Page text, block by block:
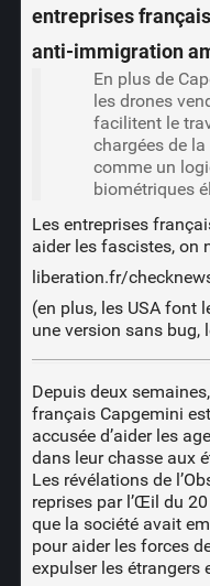
entreprises
anti-immigration
En plus de
les drones
facilitent le
chargées de
comme un
biométriques
Les entreprises
aider les fascistes, on
liberation.fr/
(en plus, les USA font
une version sans bug,
Depuis deux
français Capgemini
accusée d’aider les
dans leur chasse aux
Les révélations de l’
reprises par l’Œil du
que la société avait
pour aider les forces
expulser les étrangers